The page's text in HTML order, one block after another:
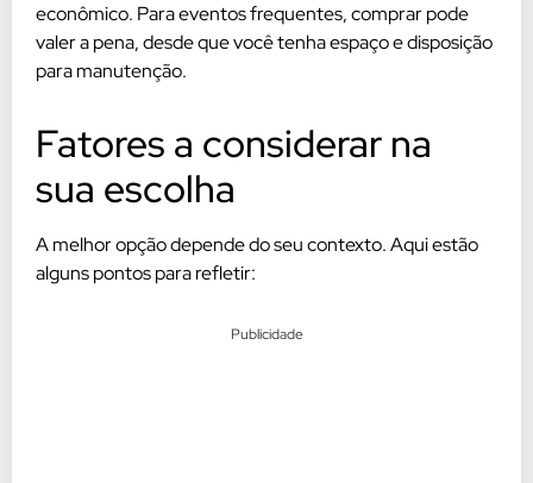
econômico. Para eventos frequentes, comprar pode
valer a pena, desde que você tenha espaço e disposição
para manutenção.
Fatores a considerar na
sua escolha
A melhor opção depende do seu contexto. Aqui estão
alguns pontos para refletir:
Publicidade